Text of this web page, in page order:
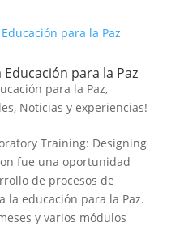
para la Paz
para la Paz,
, Noticias y experiencias!
Training: Designing
fue una oportunidad
de procesos de
la educación para la Paz.
y varios módulos